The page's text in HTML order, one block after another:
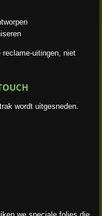
uitingen, niet
wordt uitgesneden.